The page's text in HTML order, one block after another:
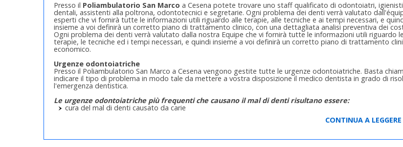
Presso il Poliambulatorio San Marco a Cesena potete trovare uno staff qualificato di odontoiatri, igienisti
dentali, assistenti alla poltrona, odontotecnici e segretarie. Ogni problema dei denti verrà valutato
esperti che vi fornirà tutte le informazioni utili riguardo alle terapie, alle tecniche e ai tempi necessari, e
insieme a voi definirà un corretto piano di trattamento clinico, con una dettagliata analisi preventiva dei
Ogni problema dei denti verrà valutato dalla nostra Equipe che vi fornirà tutte le informazioni utili riguardo le
terapie, le tecniche ed i tempi necessari, e quindi insieme a voi definirà un corretto piano di trattamento
economico.
Urgenze odontoiatriche
Presso il Poliambulatorio San Marco a Cesena vengono gestite tutte le urgenze odontoiatriche. Basta
indicare il tipo di problema in modo tale da mettere a vostra disposizione il medico dentista in grado di
l'emergenza dentistica.
Le urgenze odontoiatriche più frequenti che causano il mal di denti risultano essere:
cura del mal di denti causato da carie
fratture dentali
CONTINUA A LEGGERE